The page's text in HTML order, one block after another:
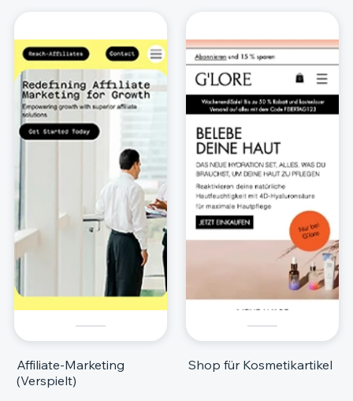
Affiliate-Marketing
(Verspielt)
Shop für Kosmetikartikel